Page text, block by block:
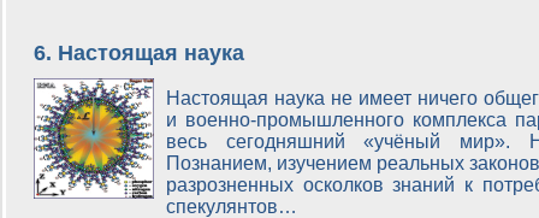
6. Настоящая наука
Настоящая наука не имеет ничего
и военно-промышленного комплекса
весь сегодняшний «учёный мир».
Познанием, изучением реальных
разрозненных осколков знаний к
спекулянтов…